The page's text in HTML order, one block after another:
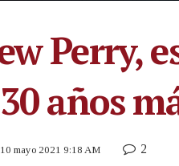
Perry,
años
mayo 2021 9:18 AM 2